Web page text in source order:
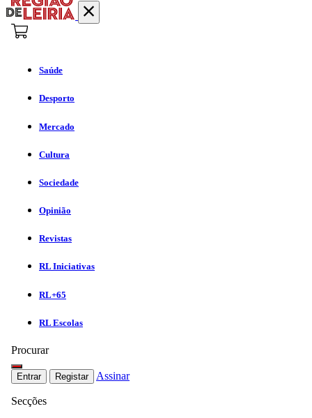
Saúde
Desporto
Mercado
Cultura
Sociedade
Opinião
Revistas
RL Iniciativas
RL+65
RL Escolas
Procurar
Entrar Registar Assinar
Secções